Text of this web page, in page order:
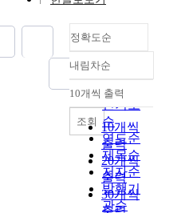
정확도순
정확도
순
인기도
순
연도순
제목순
저자순
발행기
관순
내림차순
내림차순
10개씩 출력
10개씩
출력
20개씩
출력
30개씩
조회